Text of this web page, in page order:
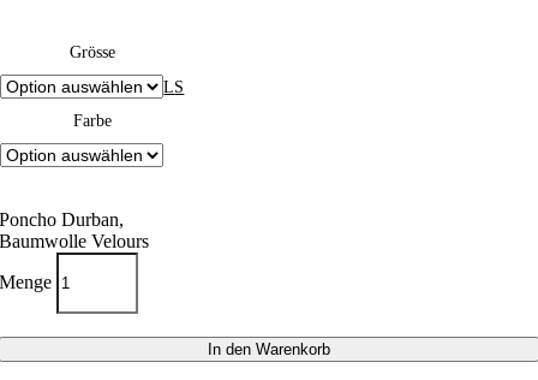
Grösse
LS
Farbe
Poncho Durban,
Baumwolle Velours
Menge
In den Warenkorb